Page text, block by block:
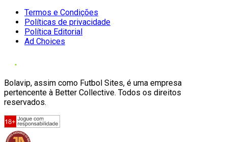
Termos e Condições
Políticas de privacidade
Política Editorial
Ad Choices
Bolavip, assim como Futbol Sites, é uma empresa
pertencente à Better Collective. Todos os direitos
reservados.